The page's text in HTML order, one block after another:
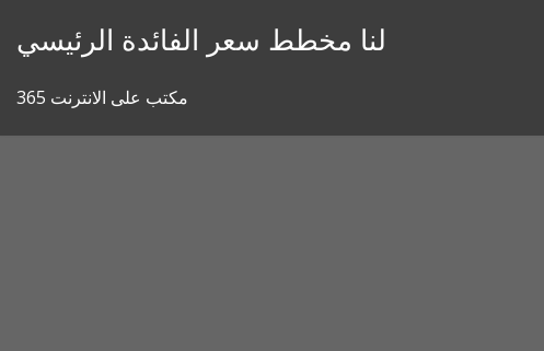
لنا مخطط سعر الفائدة الرئيسي
مكتب على الانترنت 365